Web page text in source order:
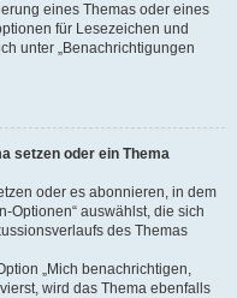
eines Themas oder eines
für Lesezeichen und
unter „Benachrichtigungen
setzen oder ein Thema
oder es abonnieren, in dem
Optionen“ auswählst, die sich
des Themas
„Mich benachrichtigen,
wird das Thema ebenfalls